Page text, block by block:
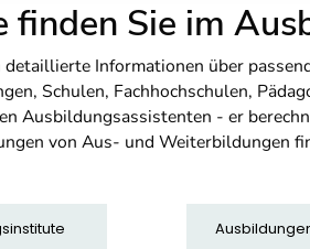
finden Sie im
Informationen über
Schulen, Fachhochschulen,
Ausbildungsassistenten - er
von Aus- und Weiterbildungen